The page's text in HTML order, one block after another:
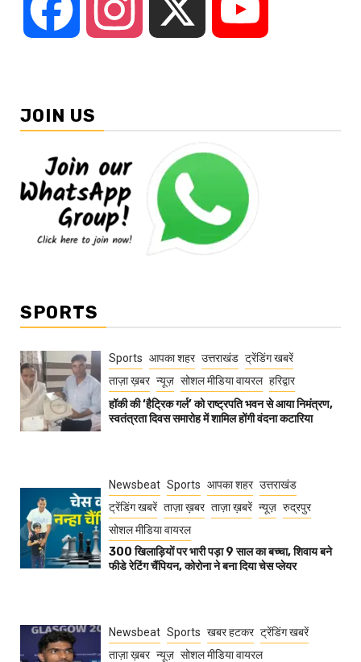
Facebook Instagram
JOIN US
SPORTS
Sports आपका शहर उत्तराखंड ट्रेंडिंग खबरें
ताज़ा ख़बर न्यूज़ सोशल मीडिया वायरल हरिद्वार
हॉकी की ‘हैट्रिक गर्ल’ को राष्ट्रपति भवन से आया निमंत्रण,
स्वतंत्रता दिवस समारोह में शामिल होंगी वंदना कटारिया
Newsbeat Sports आपका शहर उत्तराखंड
ट्रेंडिंग खबरें ताज़ा ख़बर ताज़ा ख़बरें न्यूज़ रुद्रपुर
सोशल मीडिया वायरल
300 खिलाड़ियों पर भारी पड़ा 9 साल का बच्चा, शिवाय बने
फीडे रेटिंग चैंपियन, कोरोना ने बना दिया चेस प्लेयर
Newsbeat Sports खबर हटकर ट्रेंडिंग खबरें
ताज़ा ख़बर न्यूज़ सोशल मीडिया वायरल